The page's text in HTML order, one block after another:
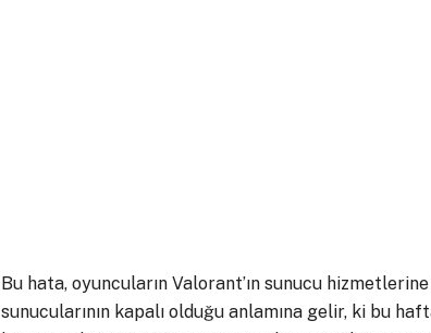
Bu hata, oyuncuların Valorant’ın sunucu
sunucularının kapalı olduğu anlamına gelir, ki bu